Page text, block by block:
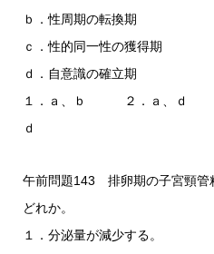
ｂ．性周期の転換期
ｃ．性的同一性の獲得期
ｄ．自意識の確立期
１．ａ、ｂ ２．ａ、ｄ
ｄ
午前問題143 排卵期の子宮頸管
どれか。
１．分泌量が減少する。